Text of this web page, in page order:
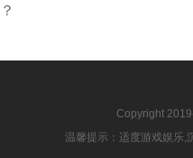
Copyright
温馨提示：适度游戏娱乐,